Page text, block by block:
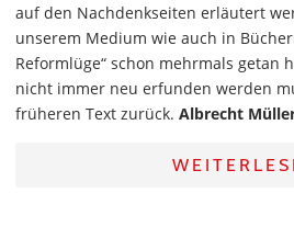
auf den Nachdenkseiten erläutert
unserem Medium wie auch in
Reformlüge“ schon mehrmals getan
nicht immer neu erfunden werden
früheren Text zurück. Albrecht